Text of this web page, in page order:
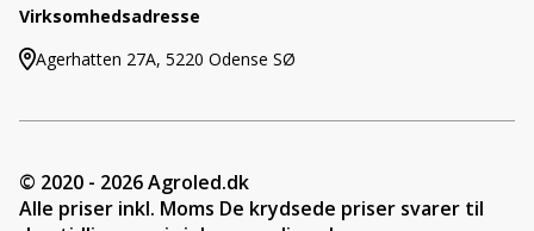
Virksomhedsadresse
Agerhatten 27A, 5220 Odense SØ
© 2020 - 2026 Agroled.dk
Alle priser inkl. Moms De krydsede priser svarer til